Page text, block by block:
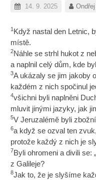
14. 9. 2025
1 Když nastal den Letnic,
místě.
2Náhle se strhl hukot z
a naplnil celý dům, kde
3A ukázaly se jim jakoby
každém z nich spočinul
4všichni byli naplněni
mluvit jinými jazyky, jak
5V Jeruzalémě byli
6a když se ozval ten
protože každý z nich je
7Byli ohromeni a divili se:
z Galileje?
8Jak to, že je slyšíme